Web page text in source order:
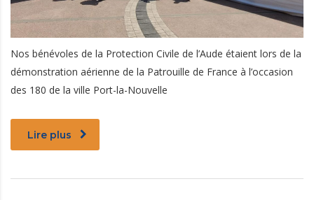
Nos bénévoles de la Protection Civile de l’Aude étaient lors de la
démonstration aérienne de la Patrouille de France à l’occasion
des 180 de la ville Port-la-Nouvelle
Lire plus